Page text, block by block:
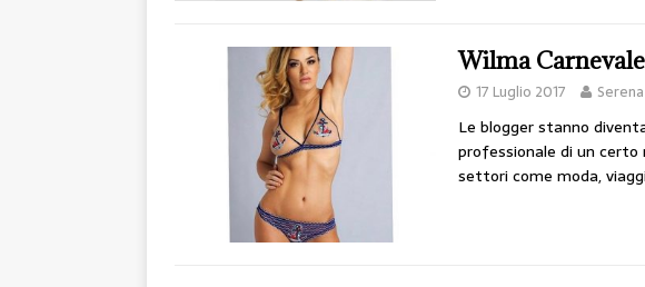
Wilma
17 Luglio 2017 Serena
Le blogger stanno
professionale di un certo
settori come moda,